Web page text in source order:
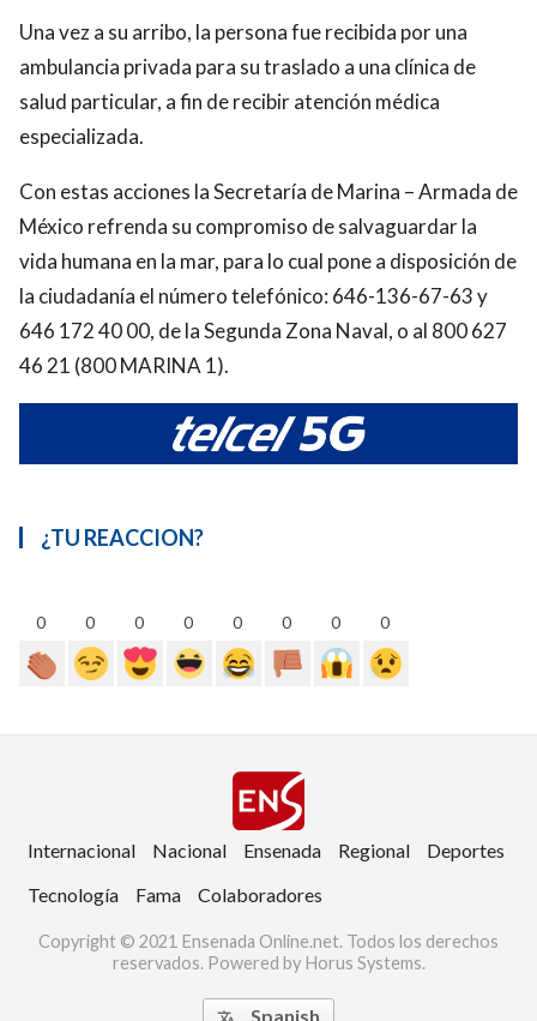
Una vez a su arribo, la persona fue recibida por una
ambulancia privada para su traslado a una clínica de
salud particular, a fin de recibir atención médica
especializada.
Con estas acciones la Secretaría de Marina – Armada de
México refrenda su compromiso de salvaguardar la
vida humana en la mar, para lo cual pone a disposición de
la ciudadanía el número telefónico: 646-136-67-63 y
646 172 40 00, de la Segunda Zona Naval, o al 800 627
46 21 (800 MARINA 1).
¿TU REACCION?
0 0 0 0 0 0 0 0
Internacional Nacional Ensenada Regional
Deportes
Tecnología
Fama Colaboradores
Copyright © 2021 Ensenada Online.net. Todos los derechos
reservados. Powered by Horus Systems.
Spanish